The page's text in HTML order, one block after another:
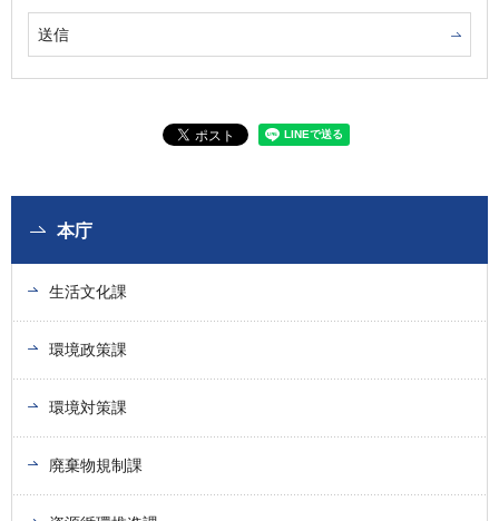
本庁
生活文化課
環境政策課
環境対策課
廃棄物規制課